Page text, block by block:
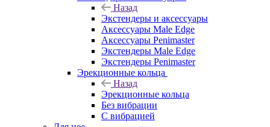
Назад
Экстендеры и аксессуары
Аксессуары Male Edge
Аксессуары Penimaster
Экстендеры Male Edge
Экстендеры Penimaster
Эрекционные кольца
Назад
Эрекционные кольца
Без вибрации
С вибрацией